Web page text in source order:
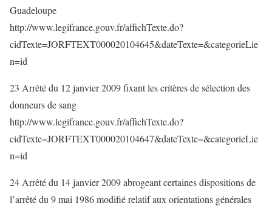
Guadeloupe
http://www.legifrance.gouv.fr/affichTexte.do?
cidTexte=JORFTEXT000020104645&dateTexte=&categorieLie
n=id
23 Arrêté du 12 janvier 2009 fixant les critères de sélection des
donneurs de sang
http://www.legifrance.gouv.fr/affichTexte.do?
cidTexte=JORFTEXT000020104647&dateTexte=&categorieLie
n=id
24 Arrêté du 14 janvier 2009 abrogeant certaines dispositions de
l’arrêté du 9 mai 1986 modifié relatif aux orientations générales